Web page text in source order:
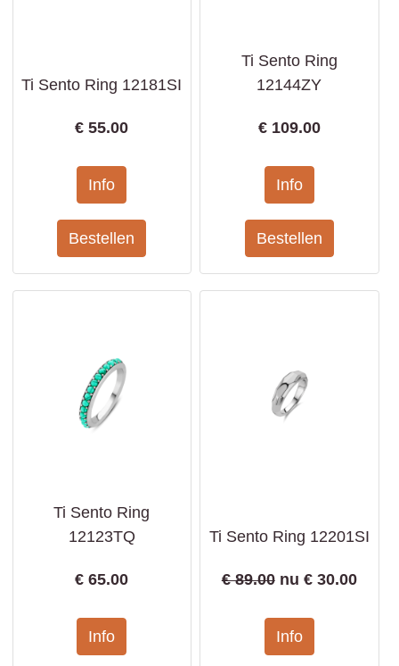
Ti Sento Ring 12181SI
€55.00
Ti Sento Ring
12144ZY
€ 109.00
Ti Sento Ring
12123TQ
€65.00
Ti Sento Ring 12201SI
€ 89.00nu € 30.00